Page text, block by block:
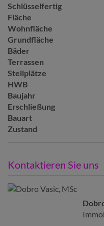
Schlüsselfertig
Fläche
Wohnfläche
Grundfläche
Bäder
Terrassen
Stellplätze
HWB
Baujahr
Erschließung
Bauart
Zustand
Kontaktieren Sie uns